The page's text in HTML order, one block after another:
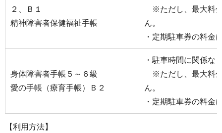
２、Ｂ１
精神障害者保健福祉手帳
※ただし、最大料
ん。
・定期駐車券の料金
身体障害者手帳５～６級
愛の手帳（療育手帳）Ｂ２
・駐車時間に関係な
※ただし、最大料
ん。
・定期駐車券の料金
【利用方法】